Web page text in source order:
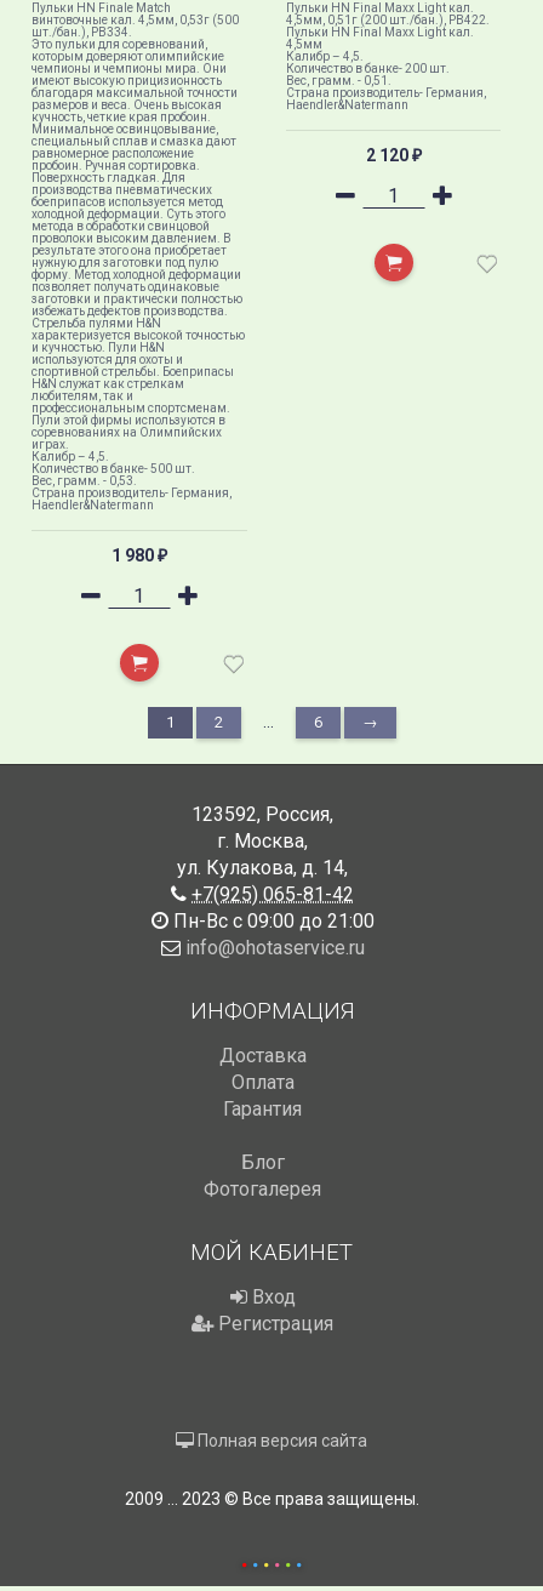
Пульки HN Finale Match
винтовочные кал. 4,5мм, 0,53г (500
шт./бан.), PB334.
Это пульки для соревнований,
которым доверяют олимпийские
чемпионы и чемпионы мира. Они
имеют высокую прицизионность
благодаря максимальной точности
размеров и веса. Очень высокая
кучность, четкие края пробоин.
Минимальное освинцовывание,
специальный сплав и смазка дают
равномерное расположение
пробоин. Ручная сортировка.
Поверхность гладкая. Для
производства пневматических
боеприпасов используется метод
холодной деформации. Суть этого
метода в обработки свинцовой
проволоки высоким давлением. В
результате этого она приобретает
нужную для заготовки под пулю
форму. Метод холодной деформации
позволяет получать одинаковые
заготовки и практически полностью
избежать дефектов производства.
Стрельба пулями H&N
характеризуется высокой точностью
и кучностью. Пули H&N
используются для охоты и
спортивной стрельбы. Боеприпасы
H&N служат как стрелкам
любителям, так и
профессиональным спортсменам.
Пули этой фирмы используются в
соревнованиях на Олимпийских
играх.
Калибр – 4,5.
Количество в банке- 500 шт.
Вес, грамм. - 0,53.
Страна производитель- Германия,
Haendler&Natermann
1 980 ₽
Пульки HN Final Maxx Light кал.
4,5мм, 0,51г (200 шт./бан.), PB422.
Пульки HN Final Maxx Light кал.
4,5мм
Калибр – 4,5.
Количество в банке- 200 шт.
Вес, грамм. - 0,51.
Страна производитель- Германия,
Haendler&Natermann
2 120 ₽
1 2 6 →
123592, Россия,
г. Москва,
ул. Кулакова, д. 14,
+7(925) 065-81-42
Пн-Вс с 09:00 до 21:00
info@ohotaservice.ru
ИНФОРМАЦИЯ
Доставка
Оплата
Гарантия
Блог
Фотогалерея
МОЙ КАБИНЕТ
Вход
Регистрация
Полная версия сайта
2009 ... 2023 © Все права защищены.